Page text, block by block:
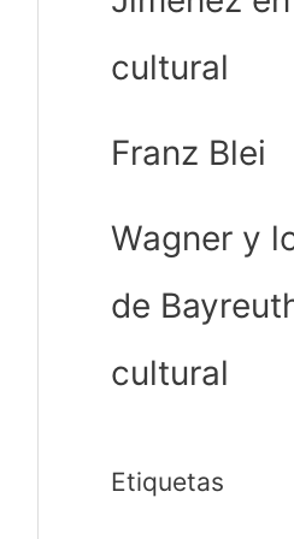
cultural
Franz Blei
Wagner y
de
cultural
Etiquetas